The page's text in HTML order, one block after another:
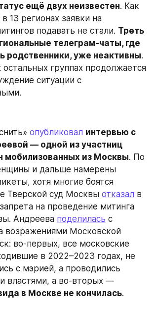
ещё двух неизвестен. Как
13 регионах заявки на
подавать не стали. Треть
телеграм-чаты, где
родственники, уже неактивны.
остальных группах продолжается
ситуации с
опубликовал интервью с
— одной из участниц
мобилизованных из Москвы. По
и дальше намерены
хотя многие боятся
Тверской суд Москвы отказал в
на проведение митинга
Андреева поделилась с
возражениями Московской
во-первых, все московские
в 2022–2023 годах, не
с мэрией, а проводились
в Москве не кончилась.